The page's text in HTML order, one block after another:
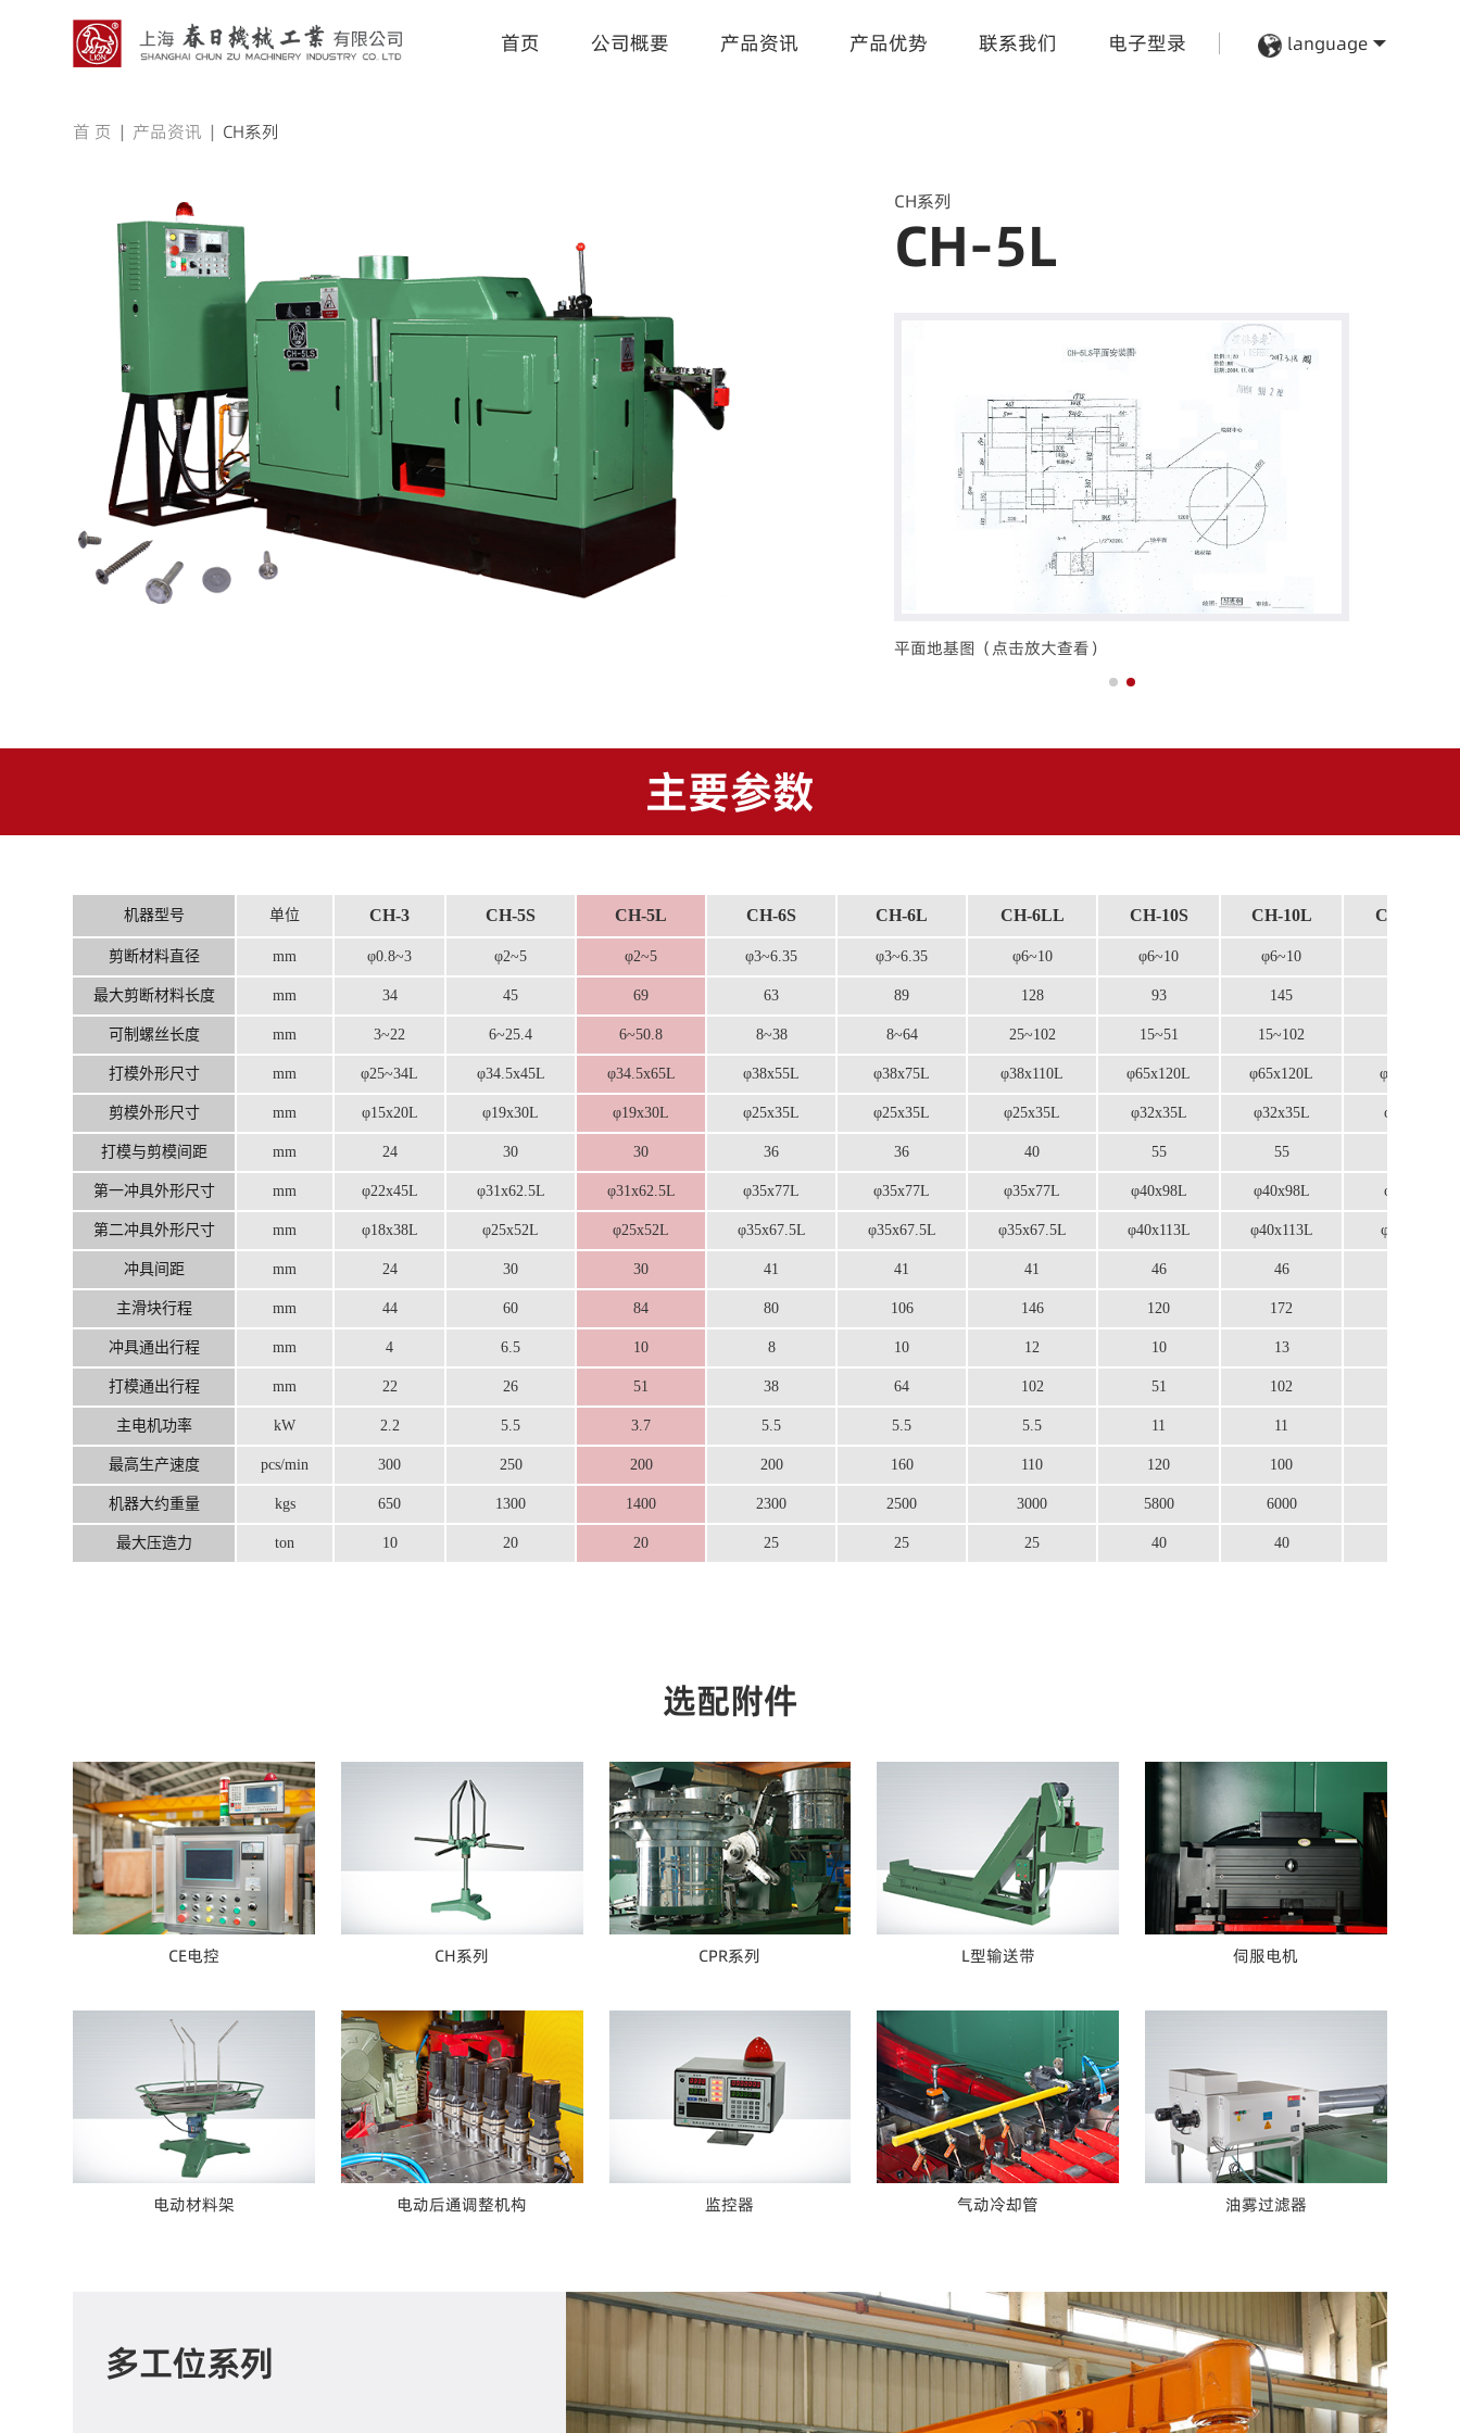
首页 公司概要 产品资讯 产品优势 联系我们 电子型录 language
首 页 | 产品资讯 | CH系列
CH系列
CH-5L
平面外形图（点击放大查看）
主要参数
机器型号 单位 CH-3 CH-5S CH-5L CH-6S CH-6L CH-6LL CH-10S CH-10L CH-10LL
剪断材料直径 mm φ0.8~3 φ2~5 φ2~5 φ3~6.35 φ3~6.35 φ6~10 φ6~10 φ6~10
最大剪断材料长度 mm 34 45 69 63 89 128 93 145
可制螺丝长度 mm 3~22 6~25.4 6~50.8 8~38 8~64 25~102 15~51 15~102
打模外形尺寸 mm φ25~34L φ34.5x45L φ34.5x65L φ38x55L φ38x75L φ38x110L φ65x120L φ65x120L φ65x168L
剪模外形尺寸 mm φ15x20L φ19x30L φ19x30L φ25x35L φ25x35L φ25x35L φ32x35L φ32x35L φ32x35L
打模与剪模间距 mm 24 30 30 36 36 40 55 55
第一冲具外形尺寸 mm φ22x45L φ31x62.5L φ31x62.5L φ35x77L φ35x77L φ35x77L φ40x98L φ40x98L φ40x98L
第二冲具外形尺寸 mm φ18x38L φ25x52L φ25x52L φ35x67.5L φ35x67.5L φ35x67.5L φ40x113L φ40x113L φ40x113L
冲具间距 mm 24 30 30 41 41 41 46 46
主滑块行程 mm 44 60 84 80 106 146 120 172
冲具通出行程 mm 4 6.5 10 8 10 12 10 13
打模通出行程 mm 22 26 51 38 64 102 51 102
主电机功率 kW 2.2 5.5 3.7 5.5 5.5 5.5 11 11
最高生产速度 pcs/min 300 250 200 200 160 110 120 100
机器大约重量 kgs 650 1300 1400 2300 2500 3000 5800 6000
最大压造力 ton 10 20 20 25 25 25 40 40
选配附件
CE电控 CH系列 CPR系列 L型输送带 伺服电机
电动材料架 电动后通调整机构 监控器 气动冷却管 油雾过滤器
多工位系列